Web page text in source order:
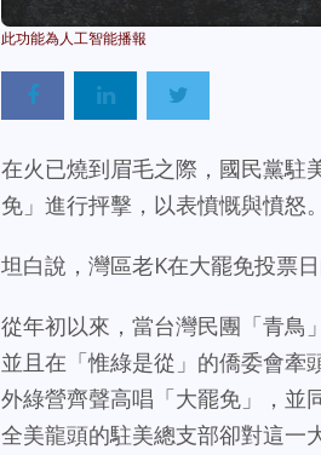
在火已燒到眉毛之際，國民黨駐
免」進行抨擊，以表憤慨與憤怒。
坦白說，灣區老K在大罷免投票
從年初以來，當台灣民團「青鳥
並且在「惟綠是從」的僑委會牽
外綠營齊聲高唱「大罷免」，並
全美龍頭的駐美總支部卻對這一